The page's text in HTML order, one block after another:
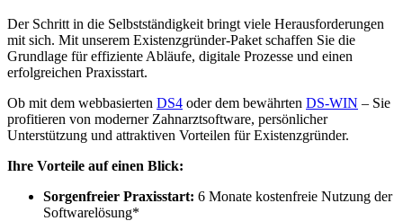
Der Schritt in die Selbstständigkeit bringt viele Herausforderungen
mit sich. Mit unserem Existenzgründer-Paket schaffen Sie die
Grundlage für effiziente Abläufe, digitale Prozesse und einen
erfolgreichen Praxisstart.
Ob mit dem webbasierten DS4 oder dem bewährten DS-WIN – Sie
profitieren von moderner Zahnarztsoftware, persönlicher
Unterstützung und attraktiven Vorteilen für Existenzgründer.
Ihre Vorteile auf einen Blick:
Sorgenfreier Praxisstart: 6 Monate kostenfreie Nutzung der
Softwarelösung*